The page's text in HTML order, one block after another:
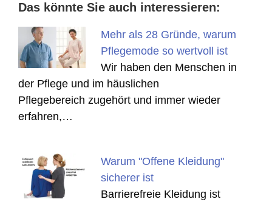
Das könnte Sie auch interessieren:
Mehr als 28 Gründe, warum
Pflegemode so wertvoll ist
Wir haben den Menschen in
der Pflege und im häuslichen
Pflegebereich zugehört und immer wieder
erfahren,…
Warum "Offene Kleidung"
sicherer ist
Barrierefreie Kleidung ist